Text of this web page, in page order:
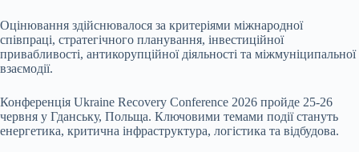
Оцінювання здійснювалося за критеріями міжнародної
співпраці, стратегічного планування, інвестиційної
привабливості, антикорупційної діяльності та міжмуніципальної
взаємодії.
Конференція Ukraine Recovery Conference 2026 пройде 25-26
червня у Гданську, Польща. Ключовими темами події стануть
енергетика, критична інфраструктура, логістика та відбудова.